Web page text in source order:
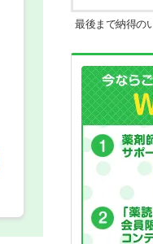
最後まで納得の